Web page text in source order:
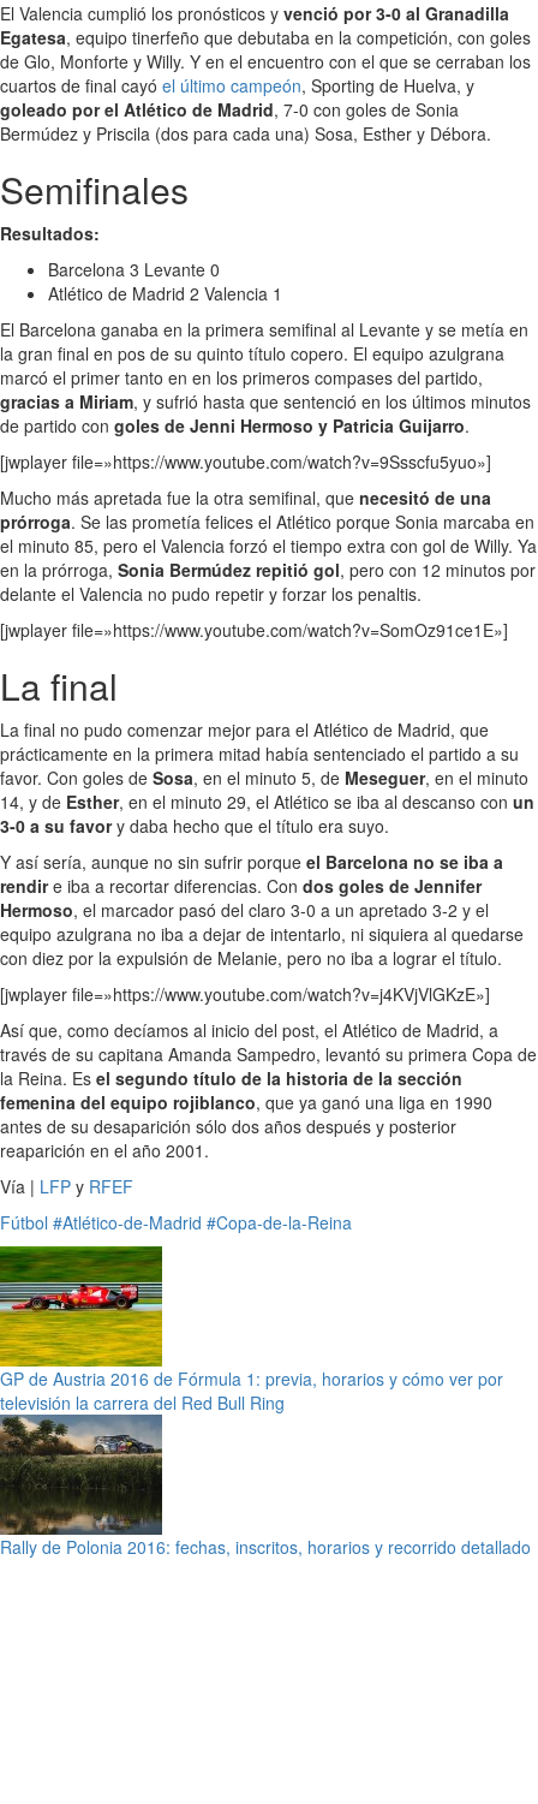
El Valencia cumplió los pronósticos y venció por 3-0 al Granadilla
Egatesa, equipo tinerfeño que debutaba en la competición, con goles
de Glo, Monforte y Willy. Y en el encuentro con el que se cerraban los
cuartos de final cayó el último campeón, Sporting de Huelva, y
goleado por el Atlético de Madrid, 7-0 con goles de Sonia
Bermúdez y Priscila (dos para cada una) Sosa, Esther y Débora.
Semifinales
Resultados:
Barcelona 3 Levante 0
Atlético de Madrid 2 Valencia 1
El Barcelona ganaba en la primera semifinal al Levante y se metía en
la gran final en pos de su quinto título copero. El equipo azulgrana
marcó el primer tanto en en los primeros compases del partido,
gracias a Miriam, y sufrió hasta que sentenció en los últimos minutos
de partido con goles de Jenni Hermoso y Patricia Guijarro.
[jwplayer file=»https://www.youtube.com/watch?v=9Ssscfu5yuo»]
Mucho más apretada fue la otra semifinal, que necesitó de una
prórroga. Se las prometía felices el Atlético porque Sonia marcaba en
el minuto 85, pero el Valencia forzó el tiempo extra con gol de Willy. Ya
en la prórroga, Sonia Bermúdez repitió gol, pero con 12 minutos por
delante el Valencia no pudo repetir y forzar los penaltis.
[jwplayer file=»https://www.youtube.com/watch?v=SomOz91ce1E»]
La final
La final no pudo comenzar mejor para el Atlético de Madrid, que
prácticamente en la primera mitad había sentenciado el partido a su
favor. Con goles de Sosa, en el minuto 5, de Meseguer, en el minuto
14, y de Esther, en el minuto 29, el Atlético se iba al descanso con un
3-0 a su favory daba hecho que el título era suyo.
Y así sería, aunque no sin sufrir porque el Barcelona no se iba a
rendire iba a recortar diferencias. Con dos goles de Jennifer
Hermoso, el marcador pasó del claro 3-0 a un apretado 3-2 y el
equipo azulgrana no iba a dejar de intentarlo, ni siquiera al quedarse
con diez por la expulsión de Melanie, pero no iba a lograr el título.
[jwplayer file=»https://www.youtube.com/watch?v=j4KVjVlGKzE»]
Así que, como decíamos al inicio del post, el Atlético de Madrid, a
través de su capitana Amanda Sampedro, levantó su primera Copa de
la Reina. Es el segundo título de la historia de la sección
femenina del equipo rojiblanco, que ya ganó una liga en 1990
antes de su desaparición sólo dos años después y posterior
reaparición en el año 2001.
Vía | LFP y RFEF
Fútbol #Atlético-de-Madrid #Copa-de-la-Reina
GP de Austria 2016 de Fórmula 1: previa, horarios y cómo ver por
televisión la carrera del Red Bull Ring
Rally de Polonia 2016: fechas, inscritos, horarios y recorrido detallado